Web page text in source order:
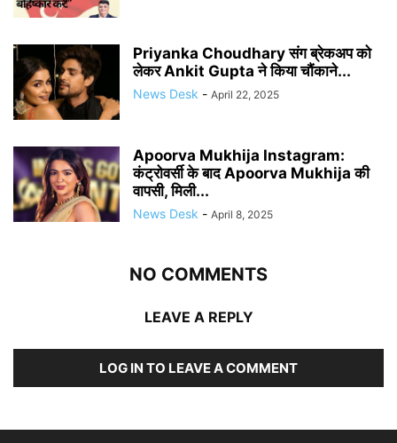
Priyanka Choudhary संग ब्रेकअप को
लेकर Ankit Gupta ने किया चौंकाने...
News Desk - April 22, 2025
Apoorva Mukhija Instagram:
कंट्रोवर्सी के बाद Apoorva Mukhija की
वापसी, मिली...
News Desk - April 8, 2025
NO COMMENTS
LEAVE A REPLY
LOG IN TO LEAVE A COMMENT